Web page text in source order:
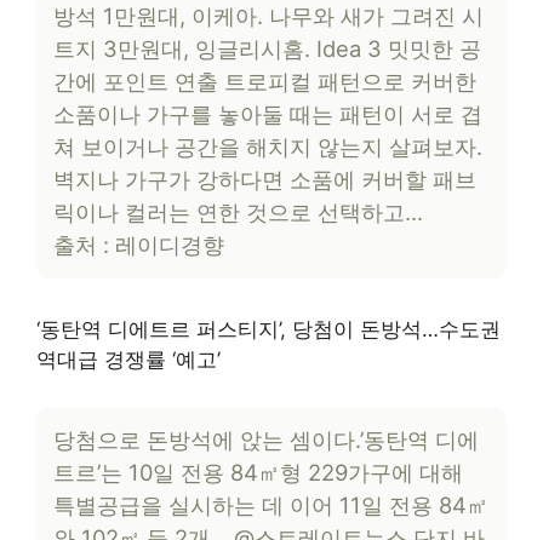
방석 1만원대, 이케아. 나무와 새가 그려진 시
트지 3만원대, 잉글리시홈. Idea 3 밋밋한 공
간에 포인트 연출 트로피컬 패턴으로 커버한
소품이나 가구를 놓아둘 때는 패턴이 서로 겹
쳐 보이거나 공간을 해치지 않는지 살펴보자.
벽지나 가구가 강하다면 소품에 커버할 패브
릭이나 컬러는 연한 것으로 선택하고…
출처 : 레이디경향
‘동탄역 디에트르 퍼스티지’, 당첨이 돈방석…수도권
역대급 경쟁률 ‘예고’
당첨으로 돈방석에 앉는 셈이다.’동탄역 디에
트르’는 10일 전용 84㎡형 229가구에 대해
특별공급을 실시하는 데 이어 11일 전용 84㎡